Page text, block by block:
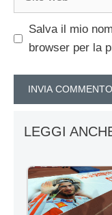
Salva il mio
browser per la
LEGGI